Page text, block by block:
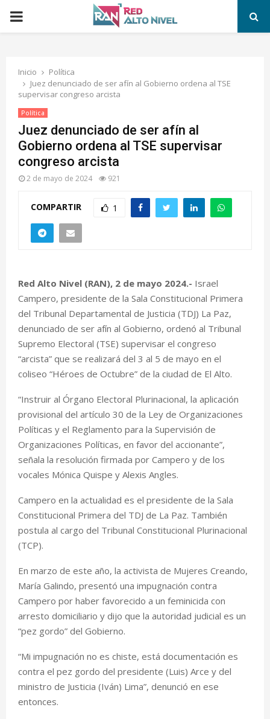
PRIMARY
Inicio
Política
Juez denunciado de ser afín al Gobierno ordena al TSE
supervisar congreso arcista
Política
Juez denunciado de ser afín al
Gobierno ordena al TSE supervisar
congreso arcista
2 de mayo de 2024 921
COMPARTIR 1
Red Alto Nivel (RAN), 2 de mayo 2024.- Israel
Campero, presidente de la Sala Constitucional Primera
del Tribunal Departamental de Justicia (TDJ) La Paz,
denunciado de ser afín al Gobierno, ordenó al Tribunal
Supremo Electoral (TSE) supervisar el congreso
“arcista” que se realizará del 3 al 5 de mayo en el
coliseo “Héroes de Octubre” de la ciudad de El Alto.
“Instruir al Órgano Electoral Plurinacional, la aplicación
provisional del artículo 30 de la Ley de Organizaciones
Políticas y el Reglamento para la Supervisión de
Organizaciones Políticas, en favor del accionante”,
señala la resolución firmada por Campero y de los
vocales Mónica Quispe y Alexis Angles.
Campero en la actualidad es el presidente de la Sala
Constitucional Primera del TDJ de La Paz. También
postula al cargo del Tribunal Constitucional Plurinacional
(TCP).
En marzo de este año, la activista de Mujeres Creando,
María Galindo, presentó una impugnación contra
Campero por haber favorecido a un feminicida con
arresto domiciliario y dijo que la autoridad judicial es un
“pez gordo” del Gobierno.
“Mi impugnación no es chiste, está documentación es
contra el pez gordo del presidente (Luis) Arce y del
ministro de Justicia (Iván) Lima”, denunció en ese
entonces.